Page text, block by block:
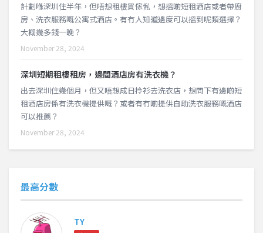
計劃喺深圳住半年，但唔想租樓買傢俬，想搵啲短租酒店或者帶廚
房、洗衣服務嘅公寓式酒店。有冇人知道邊度可以搵到呢類選擇？
大概幾多錢一晚？
November 28, 2024
深圳短期租樓租房，邊間酒店房有洗衣機？
出去深圳住幾個月，但又唔想成日拎衫去洗衣店，想問下有邊啲短
租酒店房係有洗衣機提供嘅？或者有冇啲提供自助洗衣服務嘅酒店
可以推薦？
November 28, 2024
最高分數
TY